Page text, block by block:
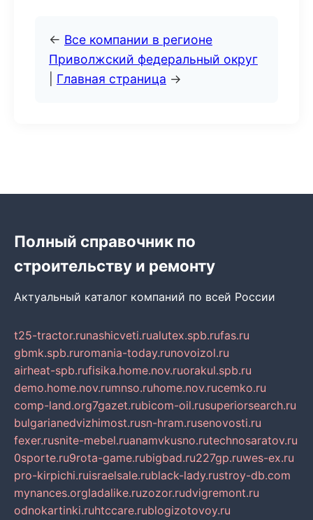
← Все компании в регионе
Приволжский федеральный округ
Главная страница →
Полный справочник по
строительству и ремонту
Актуальный каталог компаний по всей России
t25-tractor.runashicveti.rualutex.spb.rufas.ru
gbmk.spb.ruromania-today.runovoizol.ru
airheat-spb.rufisika.home.nov.ruorakul.spb.ru
demo.home.nov.rumnso.ruhome.nov.rucemko.ru
comp-land.org7gazet.rubicom-oil.rusuperiorsearch.ru
bulgarianedvizhimost.rusn-hram.rusenovosti.ru
fexer.rusnite-mebel.ruanamvkusno.rutechnosaratov.ru
0sporte.ru9rota-game.rubigbad.ru227gp.ruwes-ex.ru
pro-kirpichi.ruisraelsale.rublack-lady.rustroy-db.com
mynances.orgladalike.ruzozor.rudvigremont.ru
odnokartinki.ruhtccare.rublogizotovoy.ru